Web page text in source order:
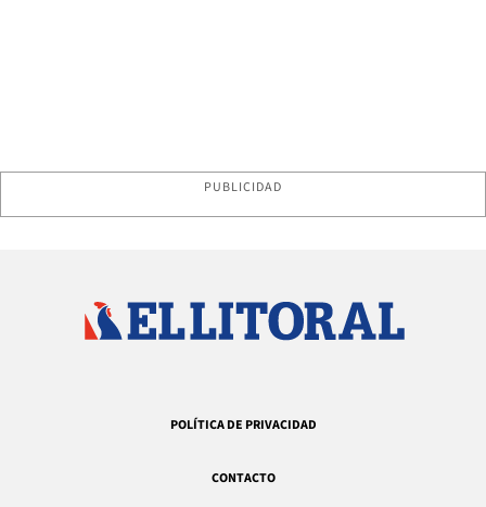
PUBLICIDAD
POLÍTICA DE PRIVACIDAD
CONTACTO